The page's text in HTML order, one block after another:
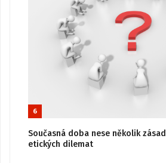
6
Současná doba nese několik
etických dilemat